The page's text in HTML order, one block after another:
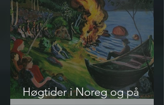
Høgtider i Noreg og på